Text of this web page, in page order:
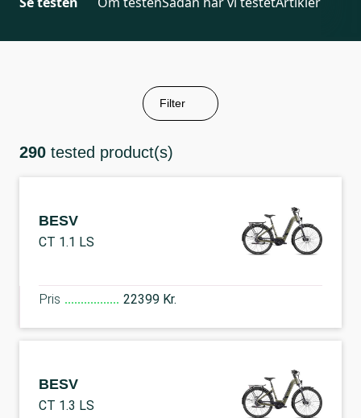
Filter
290 tested product(s)
BESV
CT 1.1 LS
Pris 22399 Kr.
BESV
CT 1.3 LS